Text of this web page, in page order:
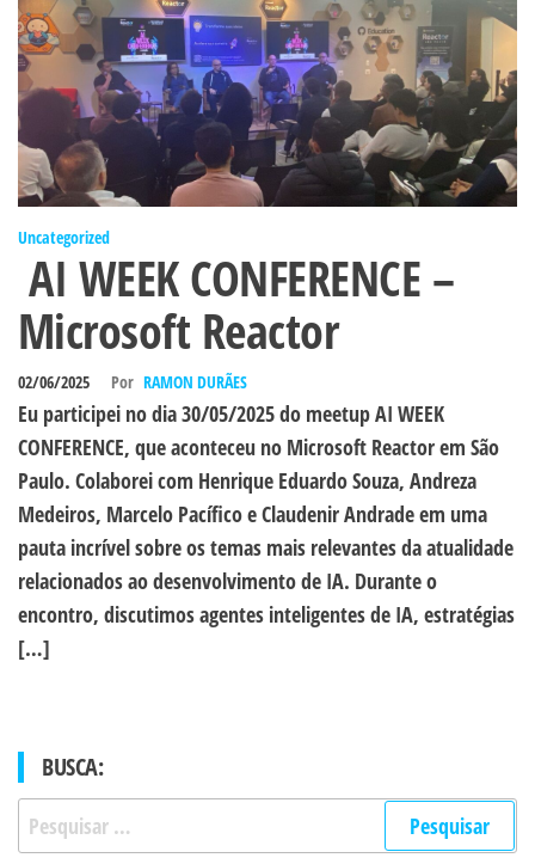
Uncategorized
AI WEEK CONFERENCE –
Microsoft Reactor
02/06/2025 Por RAMON DURÃES
Eu participei no dia 30/05/2025 do meetup AI WEEK
CONFERENCE, que aconteceu no Microsoft Reactor em São
Paulo. Colaborei com Henrique Eduardo Souza, Andreza
Medeiros, Marcelo Pacífico e Claudenir Andrade em uma
pauta incrível sobre os temas mais relevantes da atualidade
relacionados ao desenvolvimento de IA. Durante o
encontro, discutimos agentes inteligentes de IA, estratégias
[…]
BUSCA:
Pesquisar
por: